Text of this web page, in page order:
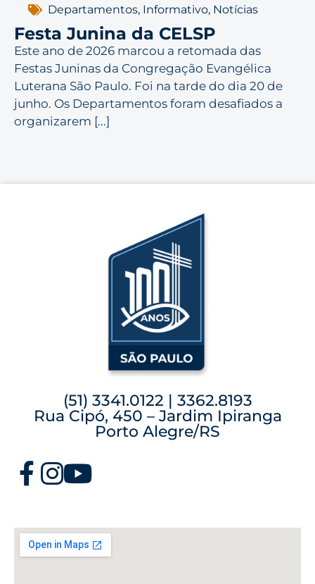
Departamentos, Informativo, Notícias
Festa Junina da CELSP
Este ano de 2026 marcou a retomada das
Festas Juninas da Congregação Evangélica
Luterana São Paulo. Foi na tarde do dia 20 de
junho. Os Departamentos foram desafiados a
organizarem [...]
(51) 3341.0122 | 3362.8193
Rua Cipó, 450 – Jardim Ipiranga
Porto Alegre/RS